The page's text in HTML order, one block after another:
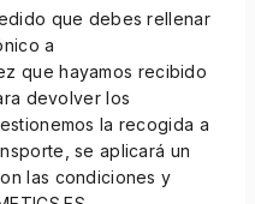
que debes rellenar
a
que hayamos recibido
devolver los
la recogida a
se aplicará un
las condiciones y